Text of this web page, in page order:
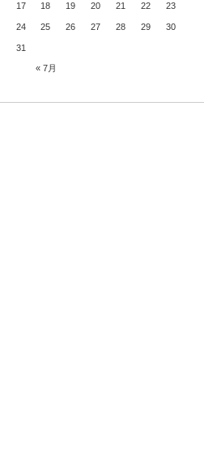
« 7月
17 18 19 20 21 22 23
24 25 26 27 28 29 30
31